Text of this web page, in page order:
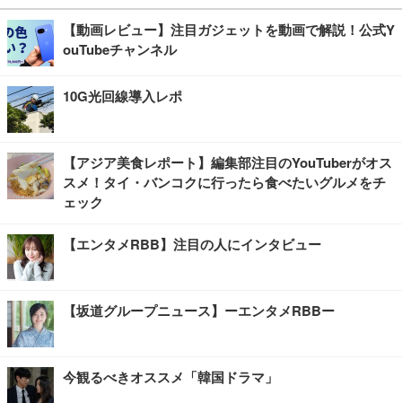
【動画レビュー】注目ガジェットを動画で解説！公式Y
ouTubeチャンネル
10G光回線導入レポ
【アジア美食レポート】編集部注目のYouTuberがオス
スメ！タイ・バンコクに行ったら食べたいグルメをチ
ェック
【エンタメRBB】注目の人にインタビュー
【坂道グループニュース】ーエンタメRBBー
今観るべきオススメ「韓国ドラマ」